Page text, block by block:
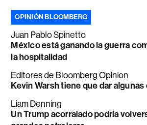
OPINIÓN BLOOMBERG
Juan Pablo Spinetto
México está ganando la guerra
la hospitalidad
Editores de Bloomberg Opinion
Kevin Warsh tiene que dar
Liam Denning
Un Trump acorralado podría